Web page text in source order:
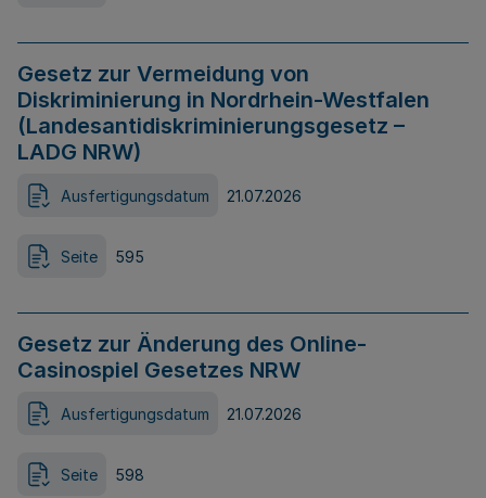
Gesetz zur Vermeidung von
Diskriminierung in Nordrhein-Westfalen
(Landesantidiskriminierungsgesetz –
LADG NRW)
Ausfertigungsdatum 21.07.2026
Seite 595
Gesetz zur Änderung des Online-
Casinospiel Gesetzes NRW
Ausfertigungsdatum 21.07.2026
Seite 598